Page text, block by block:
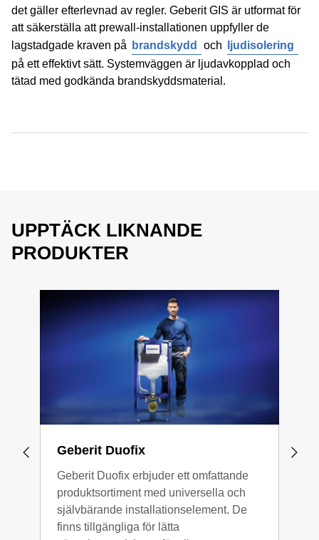
det gäller efterlevnad av regler. Geberit GIS är utformat för
att säkerställa att prewall-installationen uppfyller de
lagstadgade kraven på
brandskydd och
ljudisolering
på ett effektivt sätt. Systemväggen är ljudavkopplad och
tätad med godkända brandskyddsmaterial.
UPPTÄCK LIKNANDE
PRODUKTER
Geberit Duofix
Geberit Duofix erbjuder ett omfattande
produktsortiment med universella och
självbärande installationselement. De
finns tillgängliga för lätta